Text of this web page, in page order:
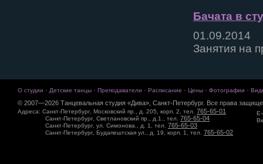
Бачата в
01.09.2014
Занятия на
О студии · Детские танцы · Преподаватели · Расписание · Цены · Фотографии ·
© 2007—2026 Танцевальная студия «Дива», Санкт-Петербург. Все права
Адреса: Санкт-Петербург, Московский пр., д. 205, корп. 2, тел. 765-65-01
Санкт-Петербург, Светлановский пр., д.1., тел. 765-65-04
Санкт-Петербург, ул. Симонова., д. 1, тел. 765-65-03
Санкт-Петербург, Будапештская ул., д. 19, корп. 1, тел. 765-65-02